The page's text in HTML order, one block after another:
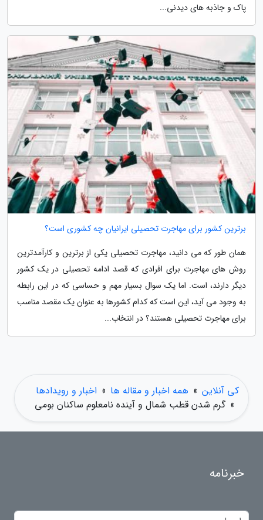
پاک و جاذبه های دیدنی...
برترین کشور برای مهاجرت تحصیلی ایرانیان چه کشوری است؟
همان طور که می دانید، مهاجرت تحصیلی یکی از برترین و کارآمدترین
روش های مهاجرت برای افرادی که قصد ادامه تحصیلی در یک کشور
دیگر دارند، است. اما یک سوال بسیار مهم و حساسی که در این رابطه
به وجود می آید، این است که کدام کشورها به عنوان یک مقصد مناسب
برای مهاجرت تحصیلی هستند؟ در انتخاب...
کی آنلاین » همه اخبار و مقاله ها » اخبار و رویدادها
» گرم شدن قطب شمال و آینده نامعلوم ساکنان بومی
خبرنامه